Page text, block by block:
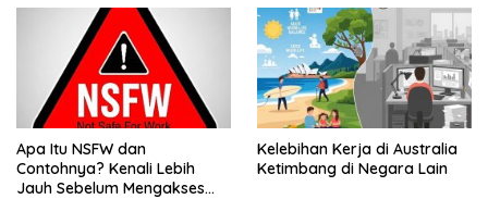
Apa Itu NSFW dan
Contohnya? Kenali Lebih
Jauh Sebelum Mengakses
Kelebihan Kerja di Australia
Ketimbang di Negara Lain